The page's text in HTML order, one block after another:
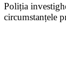
Poliția
circumstanțele